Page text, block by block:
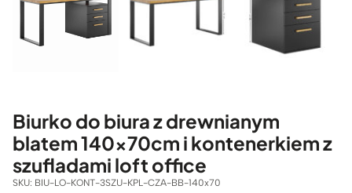
Biurko do biura z drewnianym
blatem 140x70cm i kontenerkiem z
szufladami loft office
SKU: BIU-LO-KONT-3SZU-KPL-CZA-BB-140x70